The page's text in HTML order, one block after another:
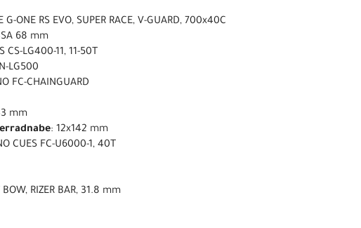
G-ONE RS EVO, SUPER RACE, V-GUARD, 700x40C
68 mm
CS-LG400-11, 11-50T
LG500
FC-CHAINGUARD
mm
: 12x142 mm
CUES FC-U6000-1, 40T
RIZER BAR, 31.8 mm